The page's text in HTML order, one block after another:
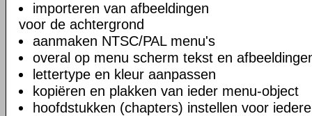
importeren van afbeeldingen
voor de achtergrond
aanmaken NTSC/PAL menu's
overal op menu scherm tekst en
lettertype en kleur aanpassen
kopiëren en plakken van ieder menu-object
hoofdstukken (chapters) instellen voor